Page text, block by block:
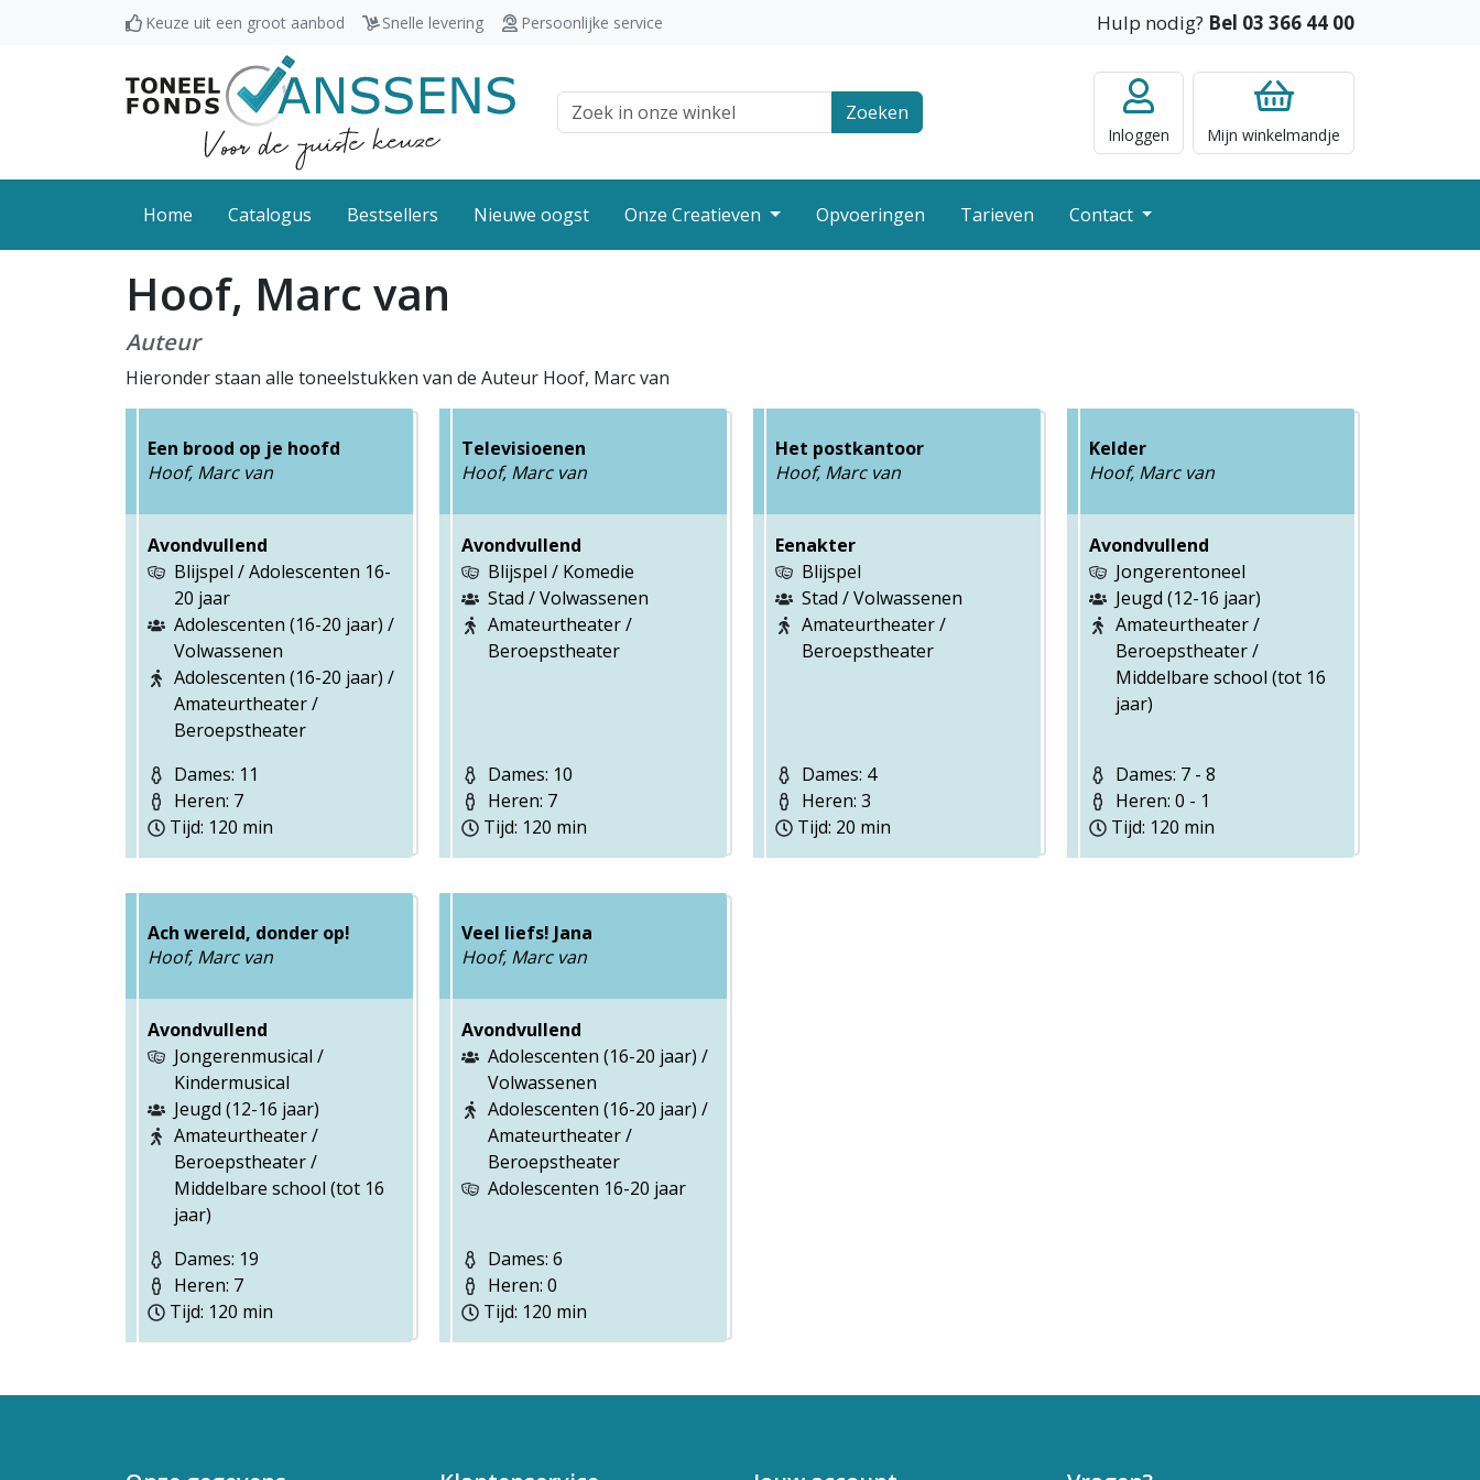
Keuze uit een groot aanbod Snelle levering Persoonlijke service Hulp nodig? Bel 03 366 44 00
Zoek veld Zoeken
Inloggen Mijn winkelmandje
Home Catalogus Bestsellers Nieuwe oogst Onze Creatieven Opvoeringen Tarieven Contact
Hoof, Marc van
Auteur
Hieronder staan alle toneelstukken van de Auteur Hoof, Marc van
Een brood op je hoofd
Hoof, Marc van
Avondvullend
Blijspel / Adolescenten 16-
20 jaar
Adolescenten (16-20 jaar) /
Volwassenen
Adolescenten (16-20 jaar) /
Amateurtheater /
Beroepstheater
Dames: 11
Heren: 7
Tijd: 120 min
Televisioenen
Hoof, Marc van
Avondvullend
Blijspel / Komedie
Stad / Volwassenen
Amateurtheater /
Beroepstheater
Dames: 10
Heren: 7
Tijd: 120 min
Het postkantoor
Hoof, Marc van
Eenakter
Blijspel
Stad / Volwassenen
Amateurtheater /
Beroepstheater
Dames: 4
Heren: 3
Tijd: 20 min
Kelder
Hoof, Marc van
Avondvullend
Jongerentoneel
Jeugd (12-16 jaar)
Amateurtheater /
Beroepstheater /
Middelbare school (tot 16
jaar)
Dames: 7 - 8
Heren: 0 - 1
Tijd: 120 min
Ach wereld, donder op!
Hoof, Marc van
Avondvullend
Jongerenmusical /
Kindermusical
Jeugd (12-16 jaar)
Amateurtheater /
Beroepstheater /
Middelbare school (tot 16
jaar)
Dames: 19
Heren: 7
Tijd: 120 min
Veel liefs! Jana
Hoof, Marc van
Avondvullend
Adolescenten (16-20 jaar) /
Volwassenen
Adolescenten (16-20 jaar) /
Amateurtheater /
Beroepstheater
Adolescenten 16-20 jaar
Dames: 6
Heren: 0
Tijd: 120 min